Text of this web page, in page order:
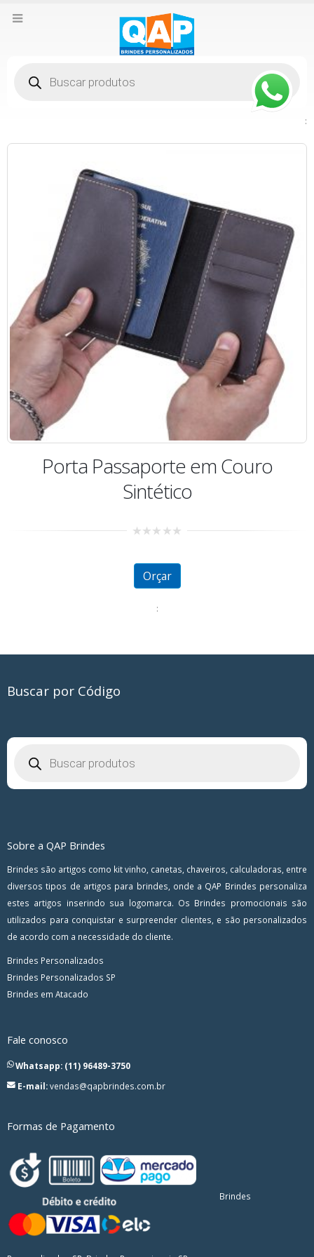
produtos
:
Porta Passaporte em Couro
Sintético
of
Orçar
:
Buscar por Código
produtos
Sobre a QAP Brindes
Brindes são artigos como kit vinho, canetas, chaveiros, calculadoras, entre
diversos tipos de artigos para brindes, onde a QAP Brindes personaliza
estes artigos inserindo sua logomarca. Os Brindes promocionais são
utilizados para conquistar e surpreender clientes, e são personalizados
de acordo com a necessidade do cliente.
Brindes Personalizados
Brindes Personalizados SP
Brindes em Atacado
Fale conosco
Whatsapp: (11) 96489-3750
E-mail:vendas@qapbrindes.com.br
Formas de Pagamento
Brindes